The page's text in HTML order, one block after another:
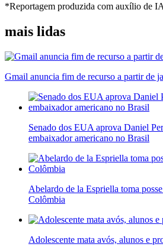
*Reportagem produzida com auxílio de IA
mais lidas
Gmail anuncia fim de recurso a partir de
Senado dos EUA aprova Daniel
embaixador americano no Brasil
Abelardo de la Espriella toma
Colômbia
Adolescente mata avós, alunos e